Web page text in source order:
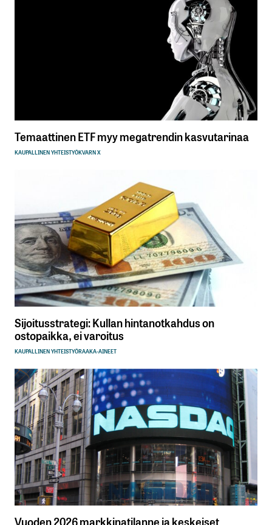
Temaattinen ETF myy megatrendin kasvutarinaa
KAUPALLINEN YHTEISTYÖKVARN X
Sijoitusstrategi: Kullan hintanotkahdus on
ostopaikka, ei varoitus
KAUPALLINEN YHTEISTYÖRAAKA-AINEET
Vuoden 2026 markkinatilanne ja keskeiset